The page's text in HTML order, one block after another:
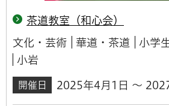
茶道教室（和心会）
文化・芸術 華道・茶道
小学
小岩
開催日 2025年4月1日 ～